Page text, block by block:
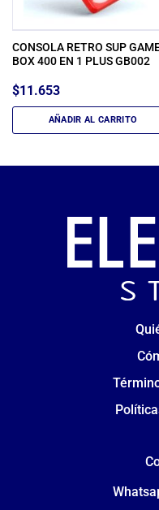
CONSOLA RETRO SUP
BOX 400 EN 1 PLUS GB002
$11.653
AÑADIR AL CARRITO